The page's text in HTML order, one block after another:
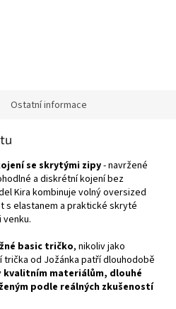
Ostatní informace
se skrytými zipy- navržené
a diskrétní kojení bez
Kira kombinuje volný oversized
s elastanem a praktické skryté
basic tričko, nikoliv jako
od Jožánka patří dlouhodobě
kvalitním materiálům, dlouhé
podle reálných zkušeností